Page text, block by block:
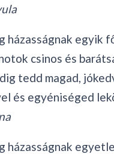
házasság­nak egyik
csinos és
tedd magad,
és egyéniséged
házasságnak